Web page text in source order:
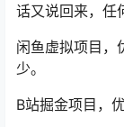
话又说回来，任
闲鱼虚拟项目，
少。
B站掘金项目，